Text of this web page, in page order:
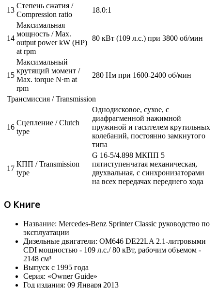
13
Степень сжатия /
Compression ratio
18.0:1
14
Максимальная
мощность / Max.
output power kW (HP)
at rpm
80 кВт (109 л.с.) при 3800 об/мин
15
Максимальный
крутящий момент /
Max. torque N·m at
rpm
280 Нм при 1600-2400 об/мин
Трансмиссия / Transmission
16
Сцепление / Clutch
type
Однодисковое, сухое, с
диафрагменной нажимной
пружиной и гасителем крутильных
колебаний, постоянно замкнутого
типа
17
КПП / Transmission
type
G 16-5/4.898 МКПП 5
пятиступенчатая механическая,
двухвальная, с синхронизаторами
на всех передачах переднего хода
О Книге
Название: Mercedes-Benz Sprinter Classic руководство по
эксплуатации
Дизельные двигатели: OM646 DE22LA 2.1-литровыми
CDI мощностью - 109 л.с./ 80 кВт, рабочим объемом -
2148 см³
Выпуск с 1995 года
Серия: «Owner Guide»
Год издания: 09 Января 2013